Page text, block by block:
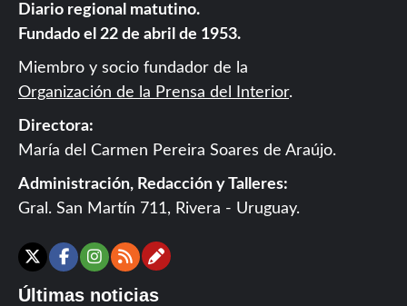
Diario regional matutino.
Fundado el 22 de abril de 1953.
Miembro y socio fundador de la
Organización de la Prensa del Interior.
Directora:
María del Carmen Pereira Soares de Araújo.
Administración, Redacción y Talleres:
Gral. San Martín 711, Rivera - Uruguay.
X Facebook
Instagram
RSSContáctanos
Últimas noticias